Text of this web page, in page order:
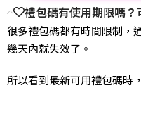
禮包碼有使用期限嗎？
很多禮包碼都有時間限制，
幾天內就失效了。
所以看到最新可用禮包碼時